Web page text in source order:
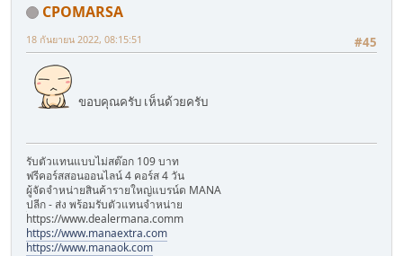
CPOMARSA
#45
18 กันยายน 2022, 08:15:51
ขอบคุณครับ เห็นด้วยครับ
รับตัวแทนแบบไม่สต๊อก 109 บาท
ฟรีคอร์สสอนออนไลน์ 4 คอร์ส 4 วัน
ผู้จัดจำหน่ายสินค้ารายใหญ่แบรน์ด MANA
ปลีก - ส่ง พร้อมรับตัวแทนจำหน่าย
้https://www.dealermana.comm
https://www.manaextra.com
https://www.manaok.com